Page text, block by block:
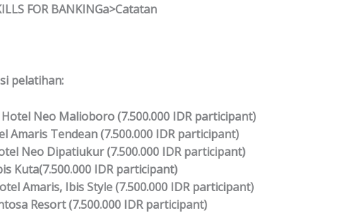
FOR BANKINGa>Catatan
i pelatihan:
Neo Malioboro (7.500.000 IDR participant)
Amaris Tendean (7.500.000 IDR participant)
Neo Dipatiukur (7.500.000 IDR participant)
Kuta(7.500.000 IDR participant)
Amaris, Ibis Style (7.500.000 IDR participant)
Resort (7.500.000 IDR participant)